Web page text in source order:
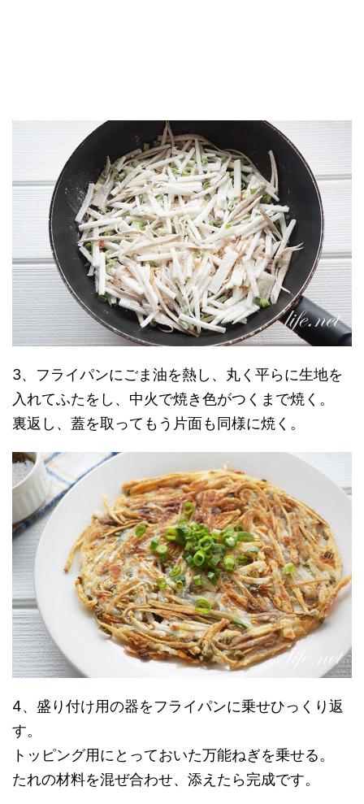
3、フライパンにごま油を熱し、丸く平らに生地を
入れてふたをし、中火で焼き色がつくまで焼く。
裏返し、蓋を取ってもう片面も同様に焼く。
4、盛り付け用の器をフライパンに乗せひっくり返
す。
トッピング用にとっておいた万能ねぎを乗せる。
たれの材料を混ぜ合わせ、添えたら完成です。